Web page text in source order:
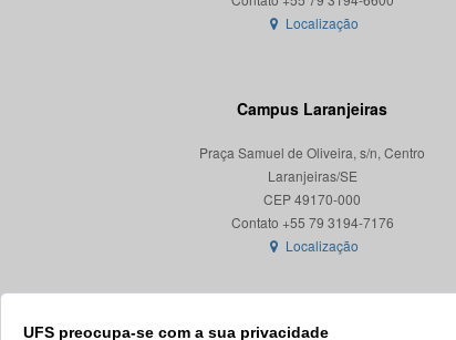
UFS preocupa-se com a sua privacidade
Localização
Campus Laranjeiras
Praça Samuel de Oliveira, s/n, Centro
Laranjeiras/SE
CEP 49170-000
Localização